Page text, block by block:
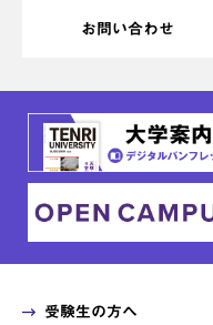
お問い合わせ
受験生の方へ